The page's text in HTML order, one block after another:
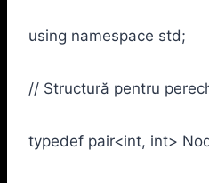
using namespace std;
// Structură pentru
typedef pair<int, int>